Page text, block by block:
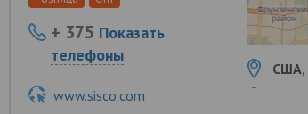
+ 375 Показать
телефоны
www.sisco.com
США,